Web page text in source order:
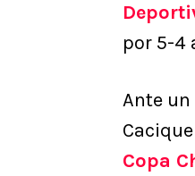
por 5-4
Ante
Copa